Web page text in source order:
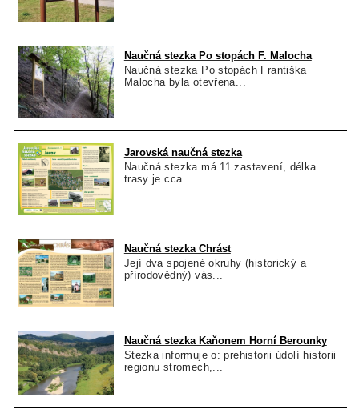
Naučná stezka Po stopách F. Malocha
Naučná stezka Po stopách Františka
Malocha byla otevřena...
Jarovská naučná stezka
Naučná stezka má 11 zastavení, délka
trasy je cca...
Naučná stezka Chrást
Její dva spojené okruhy (historický a
přírodovědný) vás...
Naučná stezka Kaňonem Horní Berounky
Stezka informuje o: prehistorii údolí historii
regionu stromech,...